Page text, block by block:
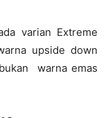
varian Extreme
upside down
warna emas